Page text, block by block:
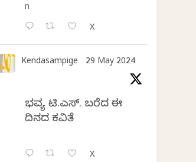
n
X
Kendasampige 29 May 2024
ಭವ್ಯ ಟಿ.ಎಸ್. ಬರೆದ ಈ
ದಿನದ ಕವಿತೆ
X